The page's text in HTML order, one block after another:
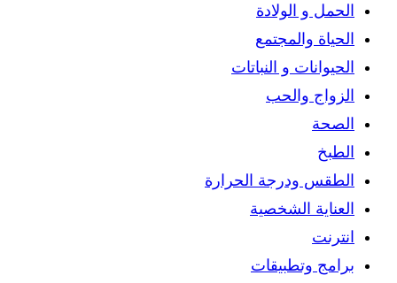
الحمل و الولادة
الحياة والمجتمع
الحيوانات و النباتات
الزواج والحب
الصحة
الطبخ
الطقس ودرجة الحرارة
العناية الشخصية
انترنت
برامج وتطبيقات